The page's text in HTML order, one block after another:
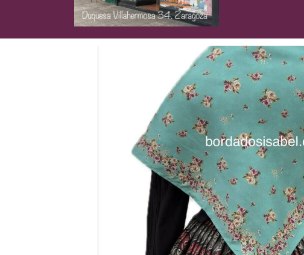
Productos Pañuelo talle o cabeza PTCA38/11